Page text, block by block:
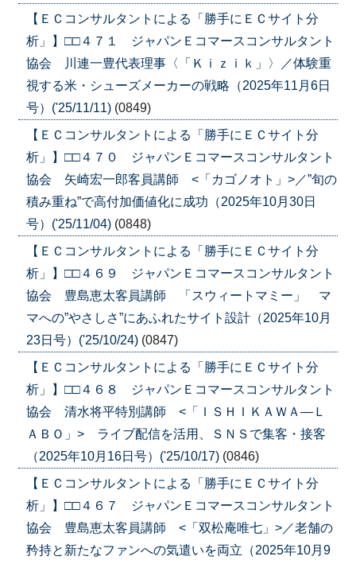
【ＥＣコンサルタントによる「勝手にＥＣサイト分
析」】□□４７１ ジャパンＥコマースコンサルタント
協会 川連一豊代表理事〈「Ｋｉｚｉｋ」〉／体験重
視する米・シューズメーカーの戦略（2025年11月6日
号）('25/11/11) (0849)
【ＥＣコンサルタントによる「勝手にＥＣサイト分
析」】□□４７０ ジャパンＥコマースコンサルタント
協会 矢崎宏一郎客員講師 <「カゴノオト」>／”旬の
積み重ね”で高付加価値化に成功（2025年10月30日
号）('25/11/04) (0848)
【ＥＣコンサルタントによる「勝手にＥＣサイト分
析」】□□４６９ ジャパンＥコマースコンサルタント
協会 豊島恵太客員講師 「スウィートマミー」 マ
マへの”やさしさ”にあふれたサイト設計（2025年10月
23日号）('25/10/24) (0847)
【ＥＣコンサルタントによる「勝手にＥＣサイト分
析」】□□４６８ ジャパンＥコマースコンサルタント
協会 清水将平特別講師 <「ＩＳＨＩＫＡＷＡ―Ｌ
ＡＢＯ」> ライブ配信を活用、ＳＮＳで集客・接客
（2025年10月16日号）('25/10/17) (0846)
【ＥＣコンサルタントによる「勝手にＥＣサイト分
析」】□□４６７ ジャパンＥコマースコンサルタント
協会 豊島恵太客員講師 <「双松庵唯七」>／老舗の
矜持と新たなファンへの気遣いを両立（2025年10月9